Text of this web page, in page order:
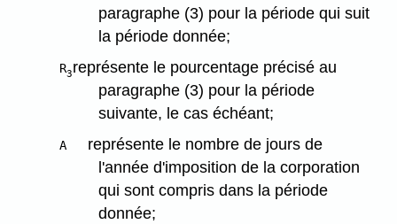
paragraphe (3) pour la période qui suit
la période donnée;
R3représente le pourcentage précisé au
paragraphe (3) pour la période
suivante, le cas échéant;
A représente le nombre de jours de
l'année d'imposition de la corporation
qui sont compris dans la période
donnée;